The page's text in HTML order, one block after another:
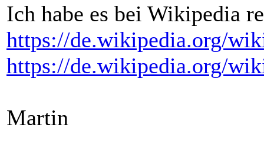
Ich habe es bei Wikipedia
https://de.wikipedia.org/
https://de.wikipedia.org/
Martin